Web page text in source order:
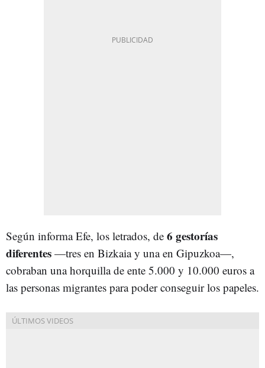
Según informa Efe, los letrados, de 6 gestorías
diferentes —tres en Bizkaia y una en Gipuzkoa—,
cobraban una horquilla de ente 5.000 y 10.000 euros a
las personas migrantes para poder conseguir los papeles.